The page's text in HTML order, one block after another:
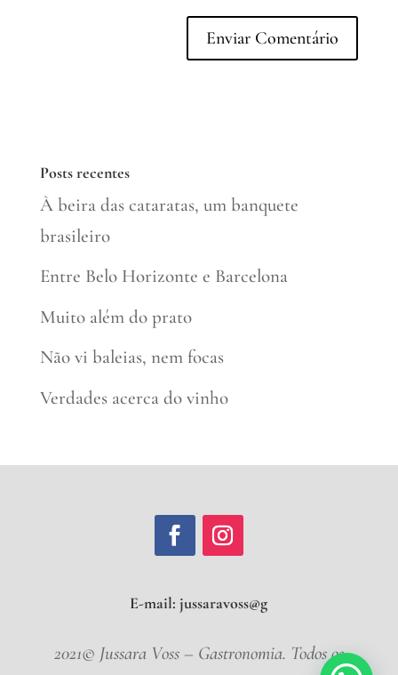
Posts recentes
À beira das cataratas, um banquete
brasileiro
Entre Belo Horizonte e Barcelona
Muito além do prato
Não vi baleias, nem focas
Verdades acerca do vinho
E-mail:jussarav
2021© Jussara Voss – Gastronomia. Todos os